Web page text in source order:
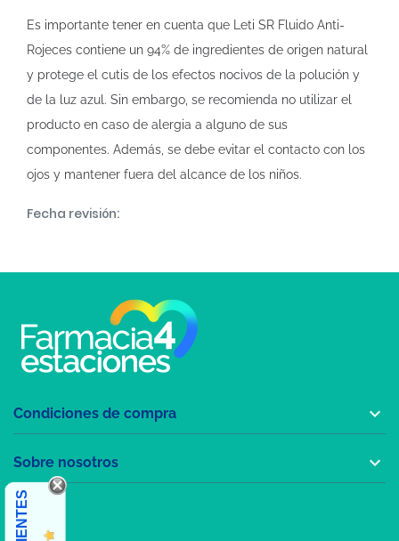
Es importante tener en cuenta que Leti SR Fluido Anti-
Rojeces contiene un 94% de ingredientes de origen natural
y protege el cutis de los efectos nocivos de la polución y
de la luz azul. Sin embargo, se recomienda no utilizar el
producto en caso de alergia a alguno de sus
componentes. Además, se debe evitar el contacto con los
ojos y mantener fuera del alcance de los niños.
Fecha revisión:
Condiciones de compra 
Sobre nosotros 